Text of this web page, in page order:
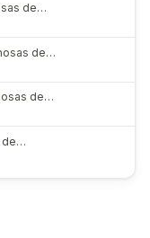
de…
de…
de…
de…